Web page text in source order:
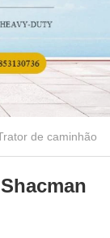
de caminhão